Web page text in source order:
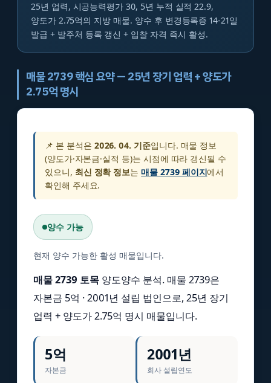
25년 업력, 시공능력평가 30, 5년 누적 실적 22.9,
양도가 2.75억의 지방 매물. 양수 후 변경등록증 14-21일
발급 + 발주처 등록 갱신 + 입찰 자격 즉시 활성.
매물 2739 핵심 요약 — 25년 장기 업력 + 양도가
2.75억 명시
📌 본 분석은 2026. 04. 기준입니다. 매물 정보
(양도가·자본금·실적 등)는 시점에 따라 갱신될 수
있으니, 최신 정확 정보는매물 2739 페이지에서
확인해 주세요.
양수 가능
현재 양수 가능한 활성 매물입니다.
매물 2739 토목양도양수 분석. 매물 2739은
자본금 5억 · 2001년 설립 법인으로, 25년 장기
업력 + 양도가 2.75억 명시 매물입니다.
5억
자본금
2001년
회사 설립연도